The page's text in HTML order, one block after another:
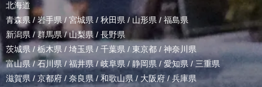
北海道
青森県 / 岩手県/ 宮城県 / 秋田県 / 山形県/ 福島県
新潟県 /群馬県/山梨県 / 長野県
茨城県 / 栃木県 / 埼玉県 / 千葉県 / 東京都 / 神奈川県
富山県 /石川県/福井県/岐阜県 / 静岡県 / 愛知県 / 三重県
滋賀県 / 京都府 / 奈良県 / 和歌山県/ 大阪府 /兵庫県